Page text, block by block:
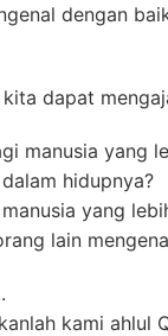
dengan
dapat
manusia yang
hidupnya?
yang
lain
kami ahlul